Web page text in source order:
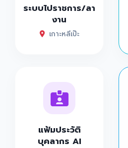
ระบบไปราชการ/ลา
งาน
เกาะหลีเป๊ะ
แฟ้มประวัติ
บุคลากร AI